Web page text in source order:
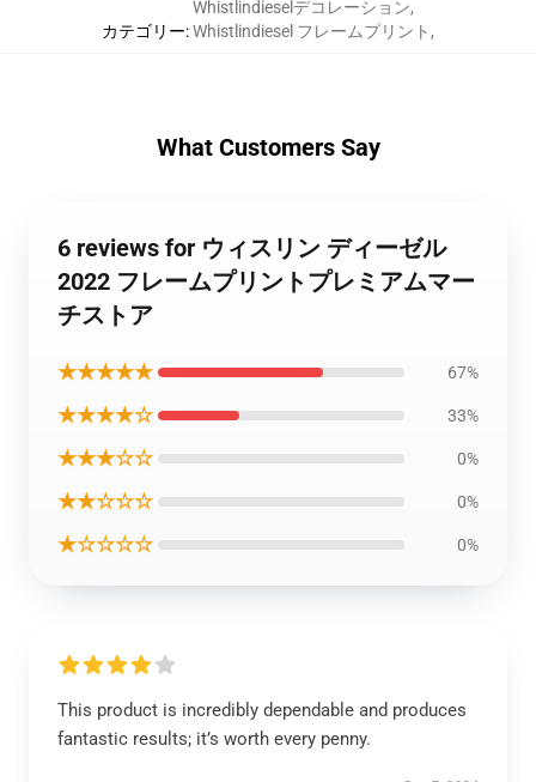
カテゴリー:
Whistlindieselデコレーション,
Whistlindiesel フレームプリント ,
What Customers Say
6 reviews for ウィスリン ディーゼル
2022 フレームプリントプレミアムマー
チストア
★★★★★ 67%
★★★★☆ 33%
★★★☆☆ 0%
★★☆☆☆ 0%
★☆☆☆☆ 0%
This product is incredibly dependable and produces
fantastic results; it’s worth every penny.